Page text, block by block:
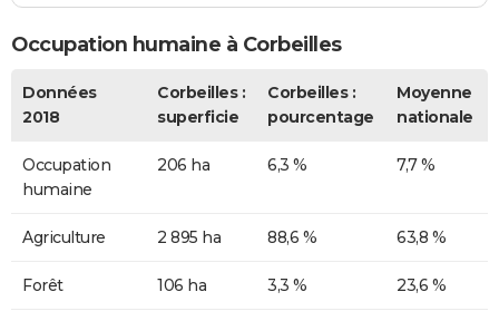
Occupation humaine à Corbeilles
Données
2018
Corbeilles :
superficie
Corbeilles :
pourcentage
Moyenne
nationale
Occupation
humaine
206 ha 6,3 % 7,7 %
Agriculture 2 895 ha 88,6 % 63,8 %
Forêt 106 ha 3,3 % 23,6 %